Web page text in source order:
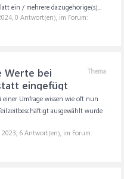
ein / mehrere dazugehörige(s)...
, 0 Antwort(en), im Forum:
Thema
Werte bei
eingefügt
Umfrage wissen wie oft nun
ausgewählt wurde
2023, 6 Antwort(en), im Forum: